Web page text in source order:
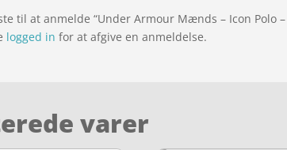
til at anmelde “Under Armour Mænds – Icon Polo –
logged in for at afgive en anmeldelse.
varer